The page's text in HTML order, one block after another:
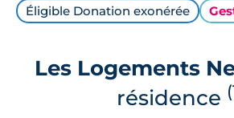
Éligible Donation exonérée
Les Logements
résidence